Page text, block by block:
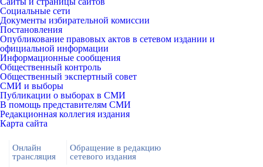
Социальные сети
Документы избирательной комиссии
Постановления
Опубликование правовых актов в сетевом издании и
официальной информации
Информационные сообщения
Общественный контроль
Общественный экспертный совет
СМИ и выборы
Публикации о выборах в СМИ
В помощь представителям СМИ
Редакционная коллегия издания
Карта сайта
Онлайн
трансляция
Обращение в редакцию
сетевого издания